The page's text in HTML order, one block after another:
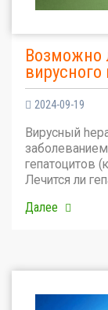
Возможно
вирусного
2024-09-19
Вирусный
гепатоцитов
Лечится ли
Далее